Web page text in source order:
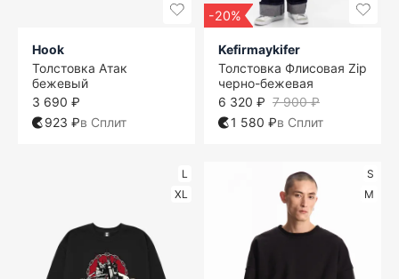
Hook
Толстовка Атак
бежевый
3 690 ₽
923 ₽в Сплит
-20%
Kefirmaykifer
Толстовка Флисовая Zip
черно-бежевая
7 900 ₽
6 320 ₽
1 580 ₽в Сплит
L
XL
S
M